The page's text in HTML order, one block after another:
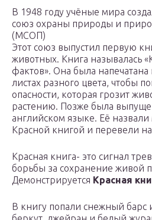
В 1948 году учёные мира
союз охраны природы и
(МСОП)
Этот союз выпустил первую
животных. Книга называлась
фактов». Она была напечатана
листах разного цвета, чтобы
опасности, которая грозит
растению. Позже была
английском языке. Её
Красной книгой и перевели
Красная книга- это сигнал
борьбы за сохранение живой
Демонстрируется Красная
В книгу попали снежный барс